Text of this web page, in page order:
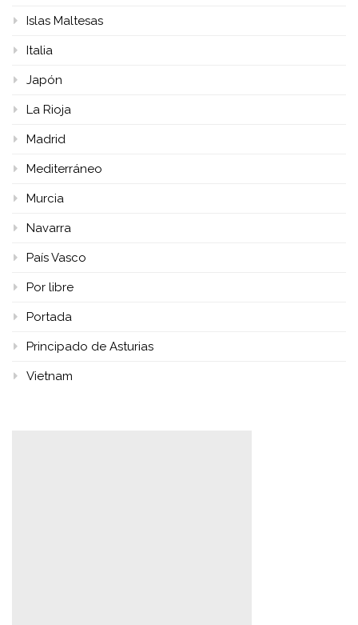
Islas Maltesas
Italia
Japón
La Rioja
Madrid
Mediterráneo
Murcia
Navarra
País Vasco
Por libre
Portada
Principado de Asturias
Vietnam